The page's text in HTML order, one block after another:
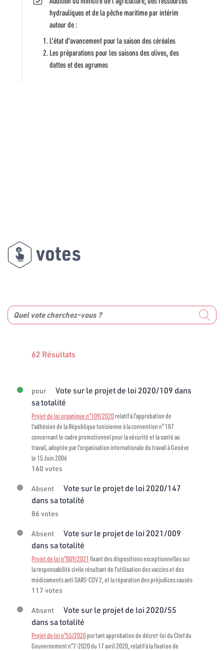
hydrauliques et de la pêche maritime par intérim
autour de :
L'état d'avancement pour la saison des céréales
Les préparations pour les saisons des olives, des
dattes et des agrumes
votes
62 Résultats
pour
Vote sur le projet de loi 2020/109 dans
sa totalité
Projet de loi organique n°109/2020relatif à l'approbation de
l'adhésion de la République tunisienne à la convention n° 187
concernant le cadre promotionnel pour la sécurité et la santé au
travail, adoptée par l'organisation internationale du travail à Genève
le 15 Juin 2006
160 votes
Absent
Vote sur le projet de loi 2020/147
dans sa totalité
86 votes
Absent
Vote sur le projet de loi 2021/009
dans sa totalité
Projet de loi n°009/2021 fixant des dispositions exceptionnelles sur
la responsabilité civile résultant de l’utilisation des vaccins et des
médicaments anti SARS-COV 2, et la réparation des préjudices causés
117 votes
Absent
Vote sur le projet de loi 2020/55
dans sa totalité
Projet de loi n°55/2020portant approbation de décret-loi du Chef du
Gouvernement n°7-2020 du 17 avril 2020, relatif à la fixation de